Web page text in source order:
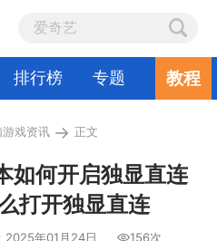
排行榜 专题 教程
游戏资讯 → 正文
如何开启独显直连
打开独显直连
2025年01月24日 156次